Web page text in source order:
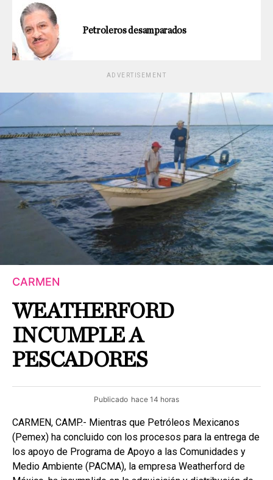
Petroleros desamparados
ADVERTISEMENT
CARMEN
WEATHERFORD
INCUMPLE A
PESCADORES
Publicado hace 14 horas
CARMEN, CAMP.- Mientras que Petróleos Mexicanos
(Pemex) ha concluido con los procesos para la entrega de
los apoyo de Programa de Apoyo a las Comunidades y
Medio Ambiente (PACMA), la empresa Weatherford de